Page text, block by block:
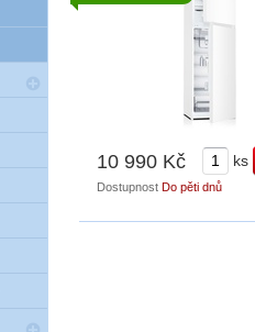
10 990 Kč ks
Dostupnost Do pěti dnů